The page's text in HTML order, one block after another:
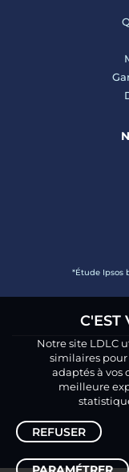
*Étude Ipsos
C'EST
Notre site LDLC
similaires pour
adaptés à vos
meilleure
REFUSER